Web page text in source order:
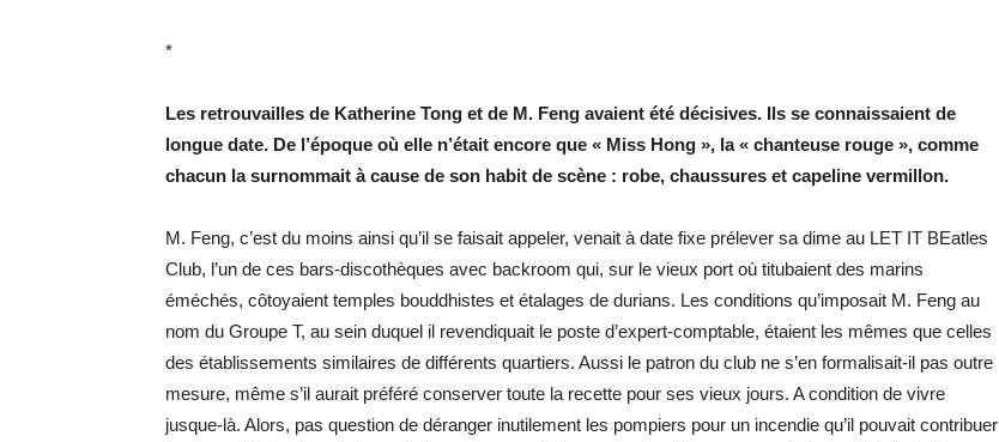
*
Les retrouvailles de Katherine Tong et de M. Feng avaient été décisives. Ils se connaissaient de
longue date. De l’époque où elle n’était encore que « Miss Hong », la « chanteuse rouge », comme
chacun la surnommait à cause de son habit de scène : robe, chaussures et capeline vermillon.
M. Feng, c’est du moins ainsi qu’il se faisait appeler, venait à date fixe prélever sa dime au LET IT BEatles
Club, l’un de ces bars-discothèques avec backroom qui, sur le vieux port où titubaient des marins
éméchés, côtoyaient temples bouddhistes et étalages de durians. Les conditions qu’imposait M. Feng au
nom du Groupe T, au sein duquel il revendiquait le poste d’expert-comptable, étaient les mêmes que celles
des établissements similaires de différents quartiers. Aussi le patron du club ne s’en formalisait-il pas outre
mesure, même s’il aurait préféré conserver toute la recette pour ses vieux jours. A condition de vivre
jusque-là. Alors, pas question de déranger inutilement les pompiers pour un incendie qu’il pouvait contribuer